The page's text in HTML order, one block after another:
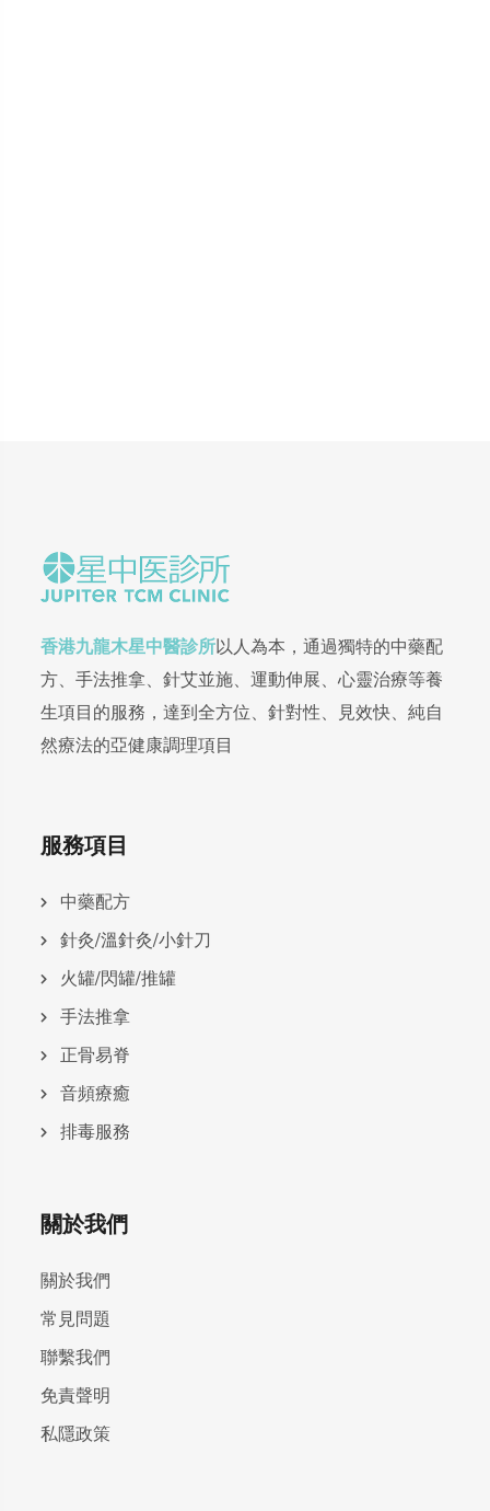
香港九龍木星中醫診所以人為本，通過獨特的中藥配
方、手法推拿、針艾並施、運動伸展、心靈治療等養
生項目的服務，達到全方位、針對性、見效快、純自
然療法的亞健康調理項目
服務項目
中藥配方
針灸/溫針灸/小針刀
火罐/閃罐/推罐
手法推拿
正骨易脊
⾳頻療癒
排毒服務
關於我們
關於我們
常見問題
聯繫我們
免責聲明
私隱政策